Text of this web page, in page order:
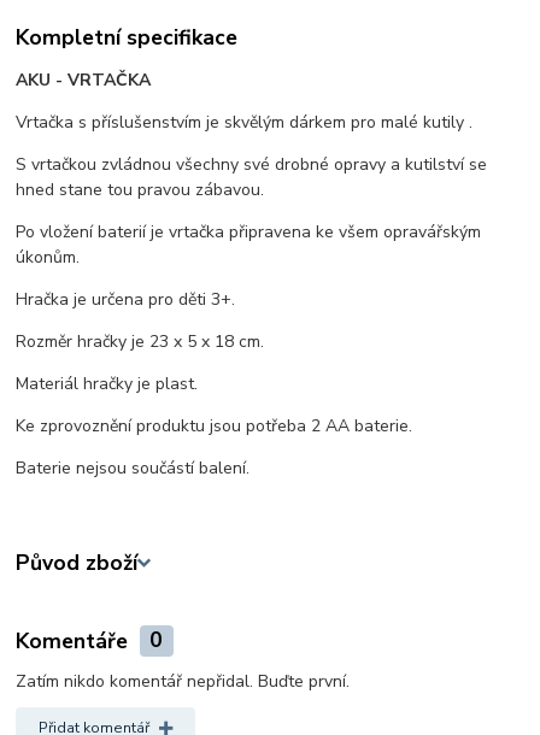
Kompletní specifikace
AKU - VRTAČKA
Vrtačka s příslušenstvím je skvělým dárkem pro malé kutily .
S vrtačkou zvládnou všechny své drobné opravy a kutilství se
hned stane tou pravou zábavou.
Po vložení baterií je vrtačka připravena ke všem opravářským
úkonům.
Hračka je určena pro děti 3+.
Rozměr hračky je 23 x 5 x 18 cm.
Materiál hračky je plast.
Ke zprovoznění produktu jsou potřeba 2 AA baterie.
Baterie nejsou součástí balení.
Původ zboží
Komentáře 0
Zatím nikdo komentář nepřidal. Buďte první.
Přidat komentář